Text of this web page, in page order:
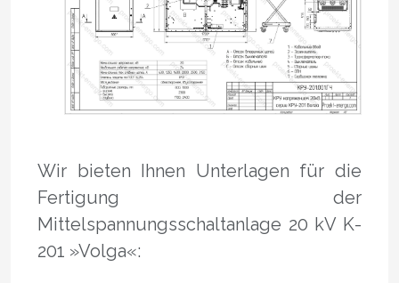
Wir bieten Ihnen Unterlagen für die
Fertigung der
Mittelspannungsschaltanlage 20 kV K-
201 »Volga«: